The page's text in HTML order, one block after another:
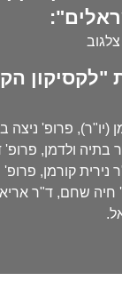
"לקסיקון
(יו"ר), פרופ' ניצה
בתיה ולדמן, פרופ'
קורמן, פרופ'
חיה שחם, ד"ר